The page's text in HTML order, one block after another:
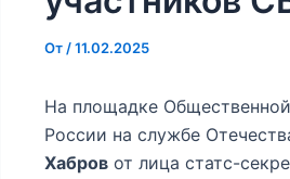
От /11.02.2025
На площадке
России на службе
Хабров от лица статс-